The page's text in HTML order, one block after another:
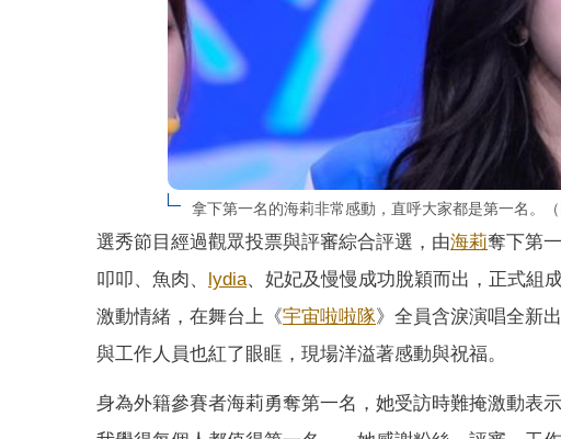
拿下第一名的海莉非常感動，直呼大家都是第一名。（
選秀節目經過觀眾投票與評審綜合評選，由海莉奪下第
叩叩、魚肉、 lydia、妃妃及慢慢成功脫穎而出，正式組
激動情緒，在舞台上《宇宙啦啦隊》全員含淚演唱全新
與工作人員也紅了眼眶，現場洋溢著感動與祝福。
身為外籍參賽者海莉勇奪第一名，她受訪時難掩激動表